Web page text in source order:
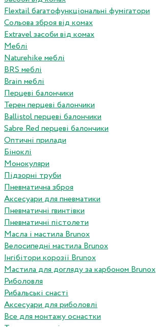
Flextail багатофункціональні фумігатори
Сольова зброя від комах
Extravel засоби від комах
Меблі
Naturehike меблі
BRS меблі
Brain меблі
Перцеві балончики
Терен перцеві балончики
Ballistol перцеві балончики
Sabre Red перцеві балончики
Оптичні прилади
Біноклі
Монокуляри
Підзорні труби
Пневматична зброя
Аксесуари для пневматики
Пневматичні гвинтівки
Пневматичні пістолети
Масла і мастила Brunox
Велосипедні мастила Brunox
Інгібітори корозії Brunox
Мастила для догляду за карбоном Brunox
Риболовля
Рибальські снасті
Аксесуари для риболовлі
Все для монтажу оснастки